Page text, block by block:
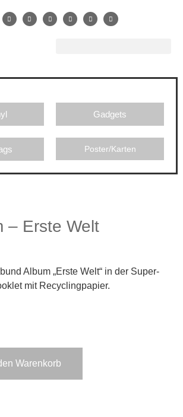
Gadgets
Poster/Karten
– Erste Welt
Album „Erste Welt“ in der Super-
mit Recyclingpapier.
Warenkorb